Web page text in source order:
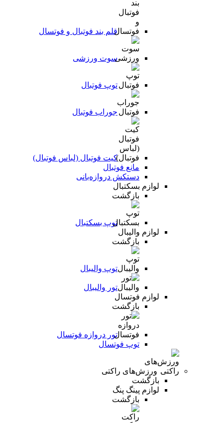
قلم بند فوتبال و فوتسال
سوت ورزشی
توپ فوتبال
جوراب فوتبال
کیت فوتبال (لباس فوتبال)
مانع فوتبال
دستکش دروازه‌بانی
لوازم بسکتبال
بازگشت
توپ بسکتبال
لوازم والیبال
بازگشت
توپ والیبال
تور والیبال
لوازم فوتسال
بازگشت
تور دروازه فوتسال
توپ فوتسال
ورزش‌های راکتی
بازگشت
لوازم پینگ پنگ
بازگشت